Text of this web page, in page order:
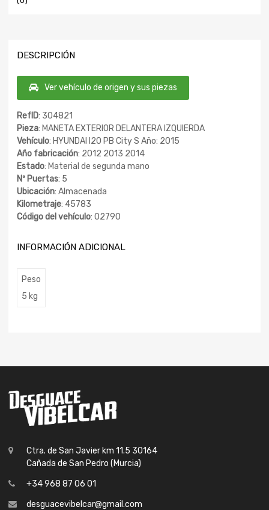
DESCRIPCIÓN
Ver vehículo de origen y sus piezas
RefID: 304821
Pieza: MANETA EXTERIOR DELANTERA IZQUIERDA
Vehículo: HYUNDAI I20 PB City S Año: 2015
Año fabricación: 2012 2013 2014
Estado: Material de segunda mano
Nº Puertas: 5
Ubicación: Almacenada
Kilometraje: 45783
Código del vehículo: 02790
INFORMACIÓN ADICIONAL
Peso
5 kg
Ctra. de San Javier km 11.5 30164
Cañada de San Pedro (Murcia)
+34 968 87 06 01
desguacevibelcar@gmail.com